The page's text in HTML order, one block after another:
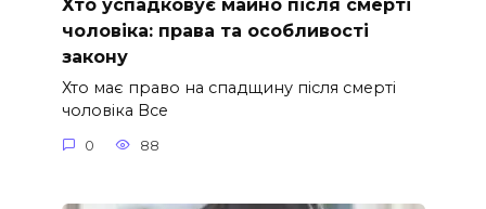
Хто успадковує майно після смерті
чоловіка: права та особливості
закону
Хто має право на спадщину після смерті
чоловіка Все
0 88